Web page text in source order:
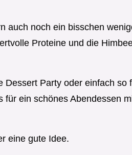
auch noch ein bisschen
Proteine und die
Dessert Party oder einfach so
für ein schönes Abendessen
eine gute Idee.